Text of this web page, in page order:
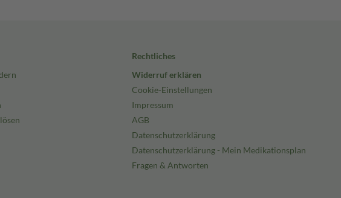
Rechtliches
Widerruf erklären
Cookie-Einstellungen
Impressum
AGB
Datenschutzerklärung
Datenschutzerklärung - Mein Medikationsplan
Fragen & Antworten